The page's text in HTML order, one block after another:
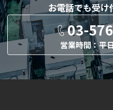
お電話でも受け
03-
営業時間：平